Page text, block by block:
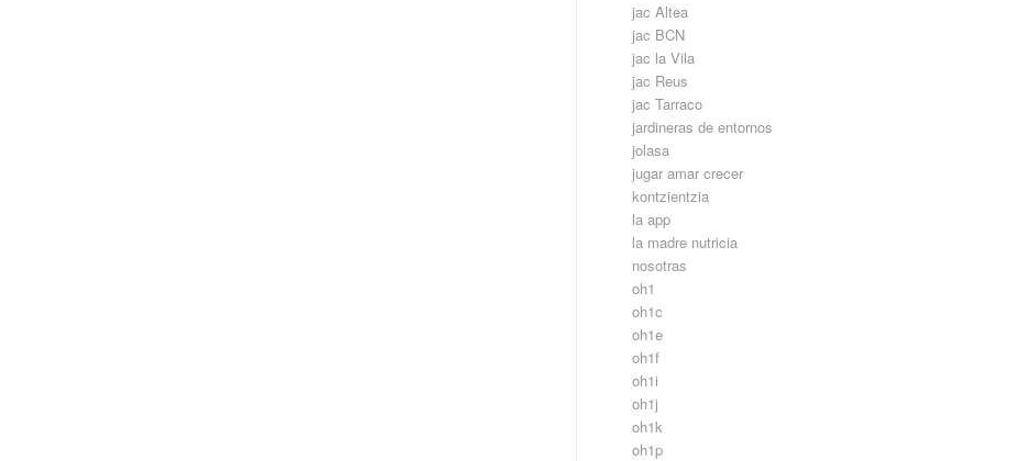
jac Altea
jac BCN
jac la Vila
jac Reus
jac Tarraco
jardineras de entornos
jolasa
jugar amar crecer
kontzientzia
la app
la madre nutricia
nosotras
oh1
oh1c
oh1e
oh1f
oh1i
oh1j
oh1k
oh1p